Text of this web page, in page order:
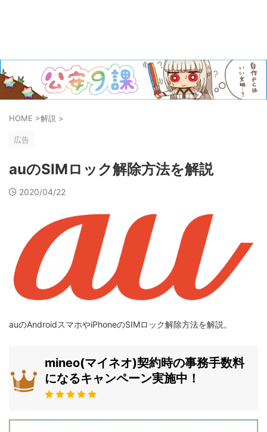
HOME >解説 >
広告
auのSIMロック解除方法を解説
2020/04/22
auのAndroidスマホやiPhoneのSIMロック解除方法を解説。
mineo(マイネオ)契約時の事務手数料
になるキャンペーン実施中！